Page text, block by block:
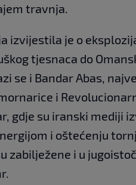
travnja.
izvijestila je o
tjesnaca do
se i Bandar Abas,
i
gdje su iranski mediji
i oštećenju
zabilježene i u